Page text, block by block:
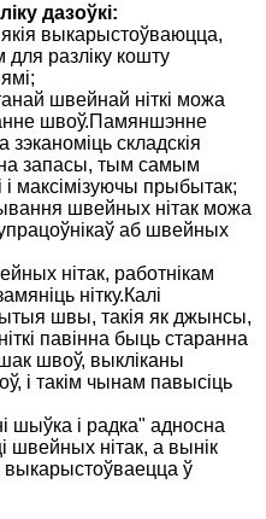
дазоўкі:
выкарыстоўваюцца,
разліку кошту
швейнай ніткі можа
швоў.Памяншэнне
складскія
на запасы, тым самым
максімізуючы прыбытак;
швейных нітак можа
аб швейных
нітак, работнікам
нітку.Калі
швы, такія як джынсы,
павінна быць старанна
швоў, выкліканы
і такім чынам павысіць
шыўка і радка" адносна
швейных нітак, а вынік
ў